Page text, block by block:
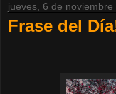
jueves, 6 de noviembre
Frase del